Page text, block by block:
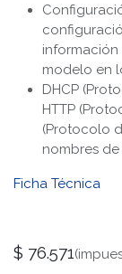
información
modelo en
DHCP
HTTP
(Protocolo
nombres
Ficha Técnica
$ 76.571